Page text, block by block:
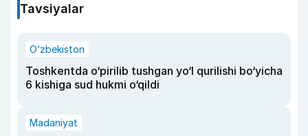
Tavsiyalar
O‘zbekiston
Toshkentda o‘pirilib tushgan yo‘l qurilishi bo‘yicha
6 kishiga sud hukmi o‘qildi
Madaniyat